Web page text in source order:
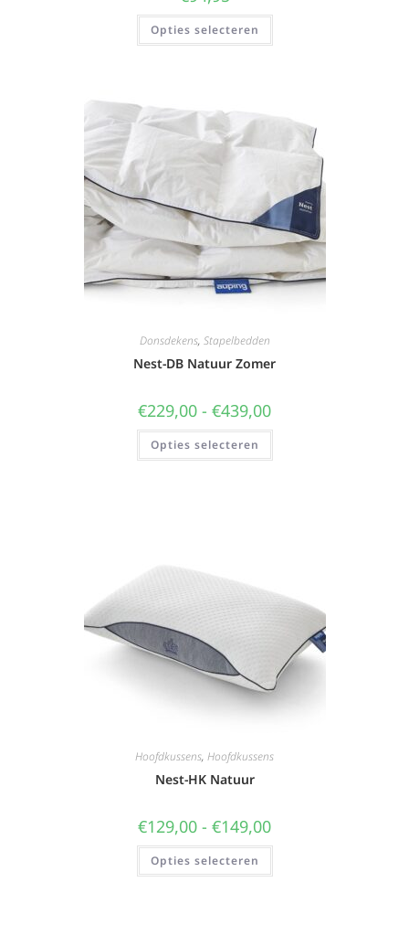
Opties selecteren
Donsdekens, Stapelbedden
Nest-DB Natuur Zomer
€229,00 - €439,00
Opties selecteren
Hoofdkussens, Hoofdkussens
Nest-HK Natuur
€129,00 - €149,00
Opties selecteren